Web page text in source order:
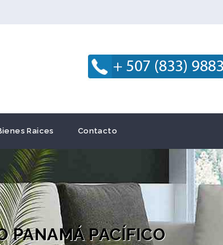
Raices Contacto
PANAMÁ PACÍFICO